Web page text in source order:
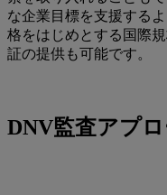
な企業目標を支援する
格をはじめとする国際
証の提供も可能です。
DNV監査アプ